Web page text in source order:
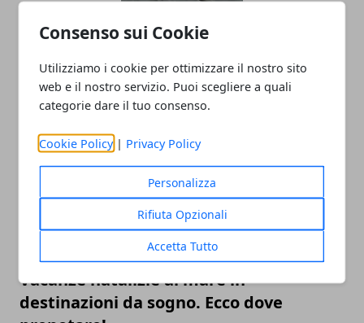
Consenso sui Cookie
Utilizziamo i cookie per ottimizzare il nostro sito
web e il nostro servizio. Puoi scegliere a quali
categorie dare il tuo consenso.
Cookie Policy | Privacy Policy
Personalizza
Rifiuta Opzionali
Accetta Tutto
Borse boho chic: la pelle intrecciata
dell’estate 2025)
17/11/2025
Vacanze natalizie al mare in
destinazioni da sogno. Ecco dove